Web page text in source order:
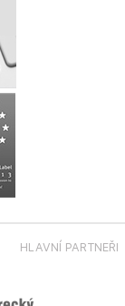
HLAVNÍ PARTNEŘI